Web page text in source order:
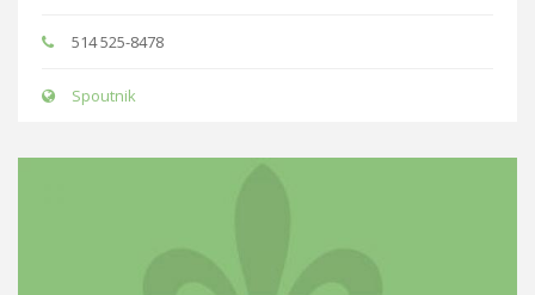
514 525-8478
Spoutnik